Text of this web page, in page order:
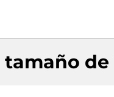
tamaño